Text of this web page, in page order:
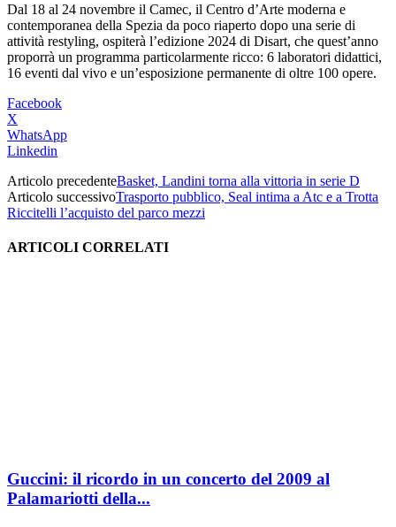
Dal 18 al 24 novembre il Camec, il Centro d’Arte moderna e
contemporanea della Spezia da poco riaperto dopo una serie di
attività restyling, ospiterà l’edizione 2024 di Disart, che quest’anno
proporrà un programma particolarmente ricco: 6 laboratori didattici,
16 eventi dal vivo e un’esposizione permanente di oltre 100 opere.
Facebook
X
WhatsApp
Linkedin
Articolo precedenteBasket, Landini torna alla vittoria in serie D
Articolo successivoTrasporto pubblico, Seal intima a Atc e a Trotta
Riccitelli l’acquisto del parco mezzi
ARTICOLI CORRELATI
Guccini: il ricordo in un concerto del 2009 al
Palamariotti della...